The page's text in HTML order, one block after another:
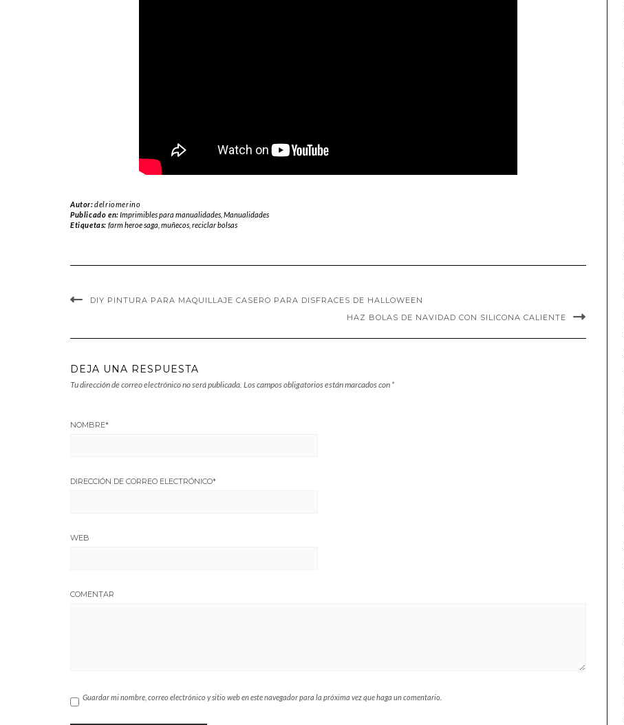
Autor:delriomerino
Publicado en:Imprimibles para manualidades ,Manualidades
Etiquetas: farm heroe saga muñecos, reciclar bolsas
DIY PINTURA PARA MAQUILLAJE CASERO PARA DISFRACES DE HALLOWEEN
HAZ BOLAS DE NAVIDAD CON SILICONA CALIENTE
DEJA UNA RESPUESTA
Tu dirección de correo electrónico no será publicada. Los campos obligatorios están marcados con *
NOMBRE*
DIRECCIÓN DE CORREO ELECTRÓNICO*
WEB
COMENTAR
Guardar mi nombre, correo electrónico y sitio web en este navegador para la próxima vez que haga un comentario.